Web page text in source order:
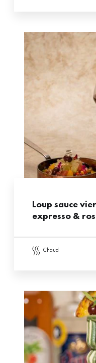
Loup sauce
expresso &
chaud